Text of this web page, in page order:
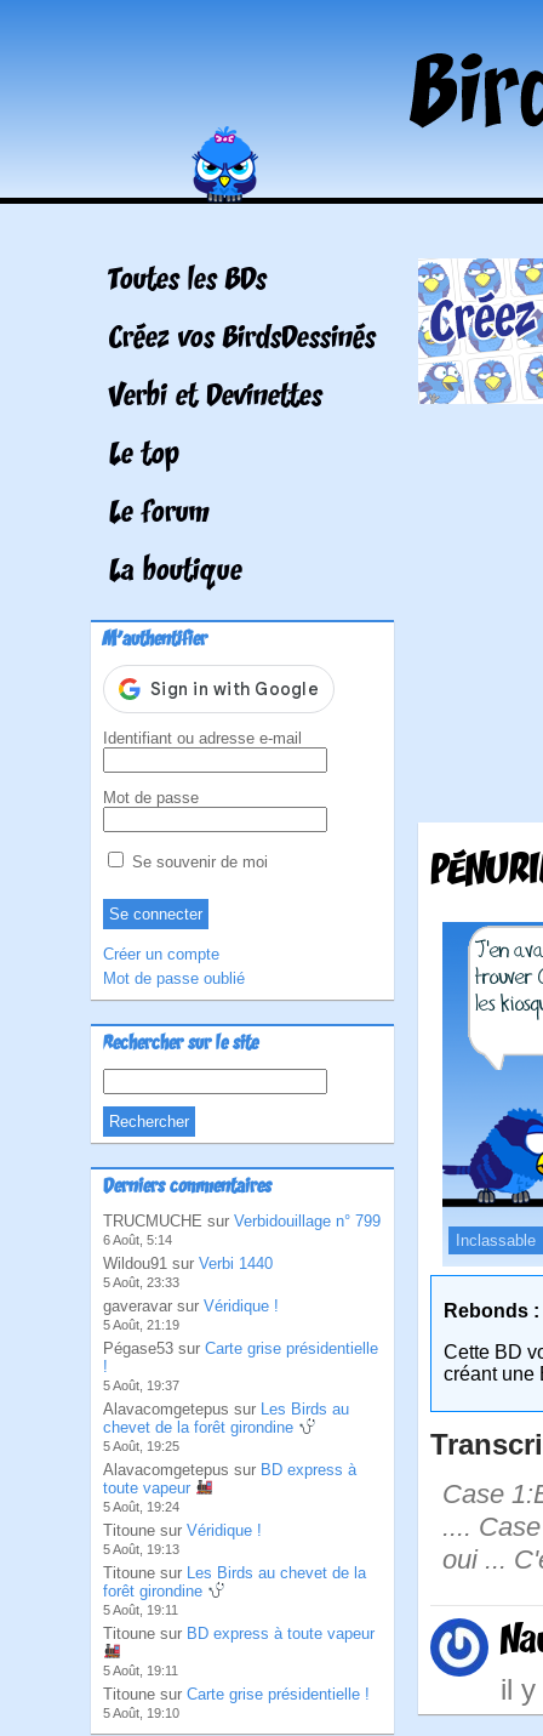
Toutes les BDs
Créez vos BirdsDessinés
Verbi et Devinettes
Le top
Le forum
La boutique
M'authentifier
Identifiant ou adresse e-mail
Mot de passe
Se souvenir de moi
Créer un compte
Mot de passe oublié
Rechercher sur le site
Derniers commentaires
TRUCMUCHE sur Verbidouillage n° 799
6 Août, 5:14
Wildou91 sur Verbi 1440
5 Août, 23:33
gaveravar sur Véridique !
5 Août, 21:19
Pégase53 sur Carte grise présidentielle
!
5 Août, 19:37
Alavacomgetepus sur Les Birds au
chevet de la forêt girondine
5 Août, 19:25
Alavacomgetepus sur BD express à
toute vapeur
5 Août, 19:24
Titoune sur Véridique !
5 Août, 19:13
Titoune sur Les Birds au chevet de la
forêt girondine
5 Août, 19:11
Titoune sur BD express à toute vapeur
5 Août, 19:11
Titoune sur Carte grise présidentielle !
5 Août, 19:10
Inclassable
Rebonds :
Cette BD
créant une
Case
....
oui ...
il y